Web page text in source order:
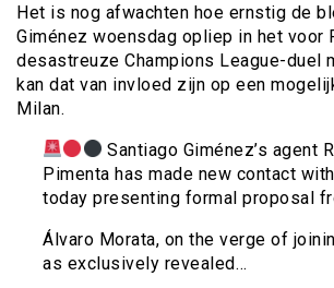
Het is nog afwachten hoe ernstig de
Giménez woensdag opliep in het voor
desastreuze Champions League-duel
kan dat van invloed zijn op een
Milan.
Santiago Giménez’s agent
Pimenta has made new contact
today presenting formal proposal
Álvaro Morata, on the verge of
as exclusively revealed…